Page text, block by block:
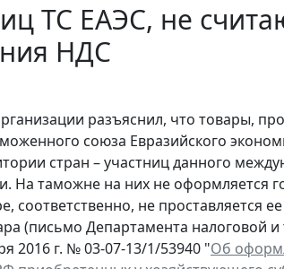
ТС ЕАЭС, не
НДС
разъяснил, что товары,
союза Евразийского
стран – участниц данного
таможне на них не оформляется
соответственно, не проставляется
(письмо Департамента налоговой
2016 г. № 03-07-13/1/53940 "Об